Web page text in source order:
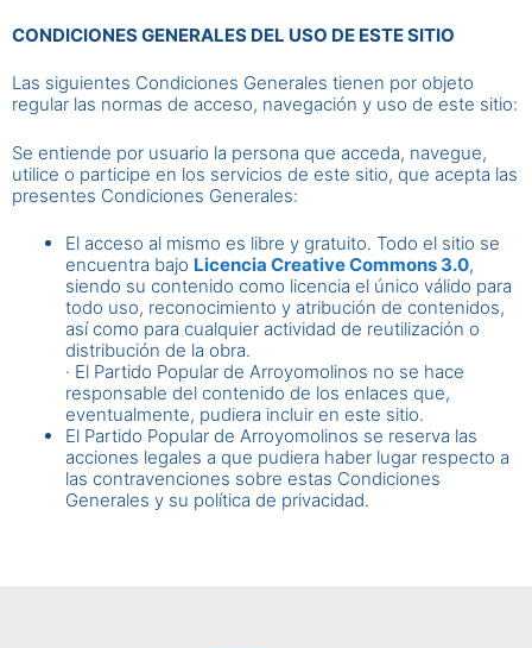
CONDICIONES GENERALES DEL USO DE ESTE SITIO
Las siguientes Condiciones Generales tienen por objeto
regular las normas de acceso, navegación y uso de este sitio:
Se entiende por usuario la persona que acceda, navegue,
utilice o participe en los servicios de este sitio, que acepta las
presentes Condiciones Generales:
El acceso al mismo es libre y gratuito. Todo el sitio se
encuentra bajo Licencia Creative Commons 3.0,
siendo su contenido como licencia el único válido para
todo uso, reconocimiento y atribución de contenidos,
así como para cualquier actividad de reutilización o
distribución de la obra.
· El Partido Popular de Arroyomolinos no se hace
responsable del contenido de los enlaces que,
eventualmente, pudiera incluir en este sitio.
El Partido Popular de Arroyomolinos se reserva las
acciones legales a que pudiera haber lugar respecto a
las contravenciones sobre estas Condiciones
Generales y su política de privacidad.